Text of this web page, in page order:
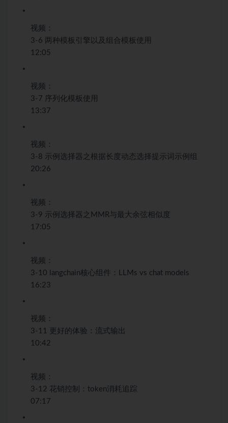
视频：
3-6 两种模板引擎以及组合模板使用
12:05
视频：
3-7 序列化模板使用
13:37
视频：
3-8 示例选择器之根据长度动态选择提示词示例组
20:26
视频：
3-9 示例选择器之MMR与最大余弦相似度
17:05
视频：
3-10 langchain核心组件：LLMs vs chat models
16:23
视频：
3-11 更好的体验：流式输出
10:42
视频：
3-12 花销控制：token消耗追踪
07:17